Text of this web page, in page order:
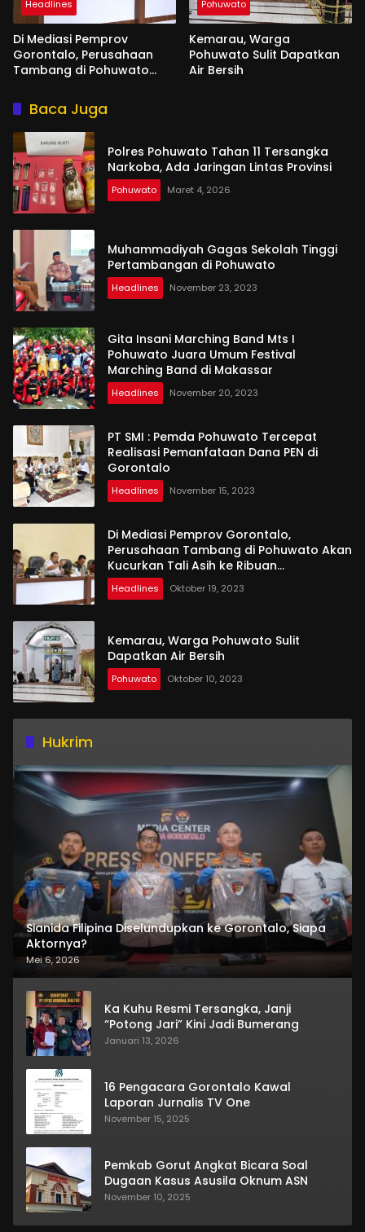
Headlines
Di Mediasi Pemprov
Gorontalo, Perusahaan
Tambang di Pohuwato
Ribuan Penambang
Pohuwato
Kemarau, Warga
Pohuwato Sulit Dapatkan
Air Bersih
Baca Juga
Polres Pohuwato Tahan 11 Tersangka
Narkoba, Ada Jaringan Lintas Provinsi
Pohuwato Maret 4, 2026
Muhammadiyah Gagas Sekolah Tinggi
Pertambangan di Pohuwato
Headlines November 23, 2023
Gita Insani Marching Band Mts I
Pohuwato Juara Umum Festival
Marching Band di Makassar
Headlines November 20, 2023
PT SMI : Pemda Pohuwato Tercepat
Realisasi Pemanfataan Dana PEN di
Gorontalo
Headlines November 15, 2023
Di Mediasi Pemprov Gorontalo,
Perusahaan Tambang di Pohuwato Akan
Kucurkan Tali Asih ke Ribuan
Penambang
Headlines Oktober 19, 2023
Kemarau, Warga Pohuwato Sulit
Dapatkan Air Bersih
Pohuwato Oktober 10, 2023
Hukrim
Sianida Filipina Diselundupkan ke Gorontalo, Siapa
Aktornya?
Mei 6, 2026
Ka Kuhu Resmi Tersangka, Janji
“Potong Jari” Kini Jadi Bumerang
Januari 13, 2026
16 Pengacara Gorontalo Kawal
Laporan Jurnalis TV One
November 15, 2025
Pemkab Gorut Angkat Bicara Soal
Dugaan Kasus Asusila Oknum ASN
November 10, 2025